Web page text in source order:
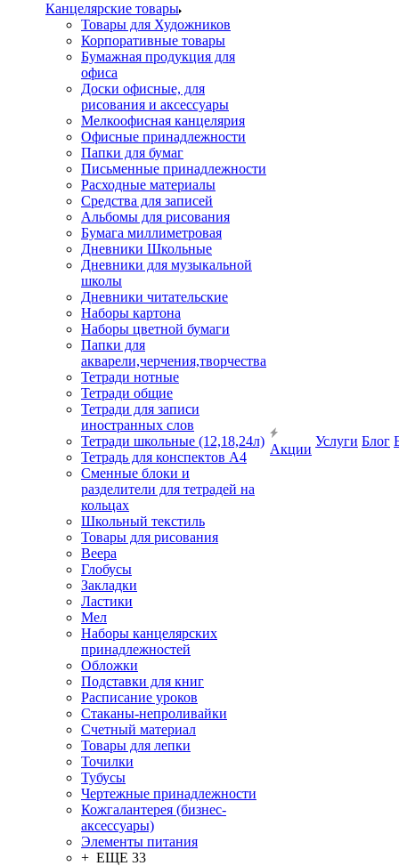
Канцелярские товары
Товары для Художников
Корпоративные товары
Бумажная продукция для
офиса
Доски офисные, для
рисования и аксессуары
Мелкоофисная канцелярия
Офисные принадлежности
Папки для бумаг
Письменные принадлежности
Расходные материалы
Средства для записей
Альбомы для рисования
Бумага миллиметровая
Дневники Школьные
Дневники для музыкальной
школы
Дневники читательские
Наборы картона
Наборы цветной бумаги
Папки для
акварели,черчения,творчества
Тетради нотные
Тетради общие
Тетради для записи
иностранных слов
Тетради школьные (12,18,24л)
Тетрадь для конспектов А4
Сменные блоки и
разделители для тетрадей на
кольцах
Школьный текстиль
Товары для рисования
Веера
Глобусы
Закладки
Ластики
Мел
Наборы канцелярских
принадлежностей
Обложки
Подставки для книг
Расписание уроков
Стаканы-непроливайки
Счетный материал
Товары для лепки
Точилки
Тубусы
Чертежные принадлежности
Кожгалантерея (бизнес-
аксессуары)
Элементы питания
+ ЕЩЕ 33
Акции
Услуги Блог